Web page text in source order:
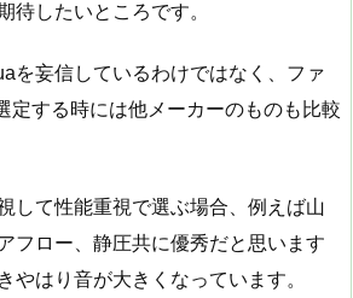
待したいところです。
を妄信しているわけではなく、ファ
定する時には他メーカーのものも比較
して性能重視で選ぶ場合、例えば山
フロー、静圧共に優秀だと思います
やはり音が大きくなっています。